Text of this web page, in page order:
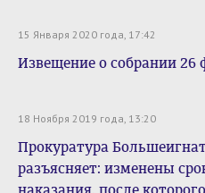
15 Января 2020 года, 17:42
Извещение о собрании 26
18 Ноября 2019 года, 13:20
Прокуратура
разъясняет: изменены